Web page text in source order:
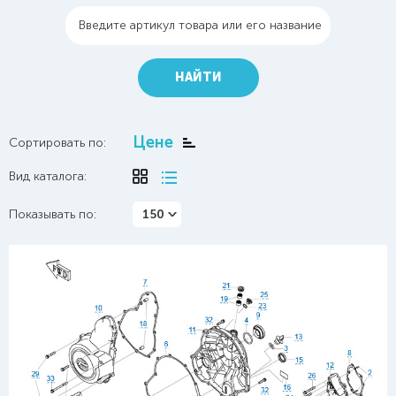
Введите артикул товара или его название
НАЙТИ
Сортировать по: Цене
Вид каталога:
Показывать по: 150